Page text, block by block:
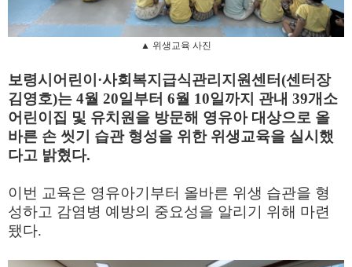
▲ 위생교육 사진
보령시어린이 ·사회복지급식관리지원센터(센터장
김영호)는 4월 20일부터 6월 10일까지 관내 39개소
어린이집 및 유치원을 방문해 영유아 대상으로 올
바른 손 씻기 습관 형성을 위한 위생교육을 실시했
다고 밝혔다.
이번 교육은 영유아기부터 올바른 위생 습관을 형
성하고 감염병 예방의 중요성을 알리기 위해 마련
됐다.